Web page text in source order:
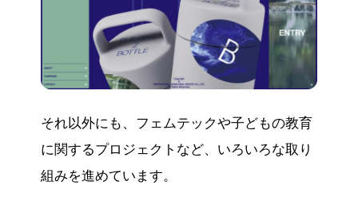
それ以外にも、フェムテックや子どもの教育
に関するプロジェクトなど、いろいろな取り
組みを進めています。